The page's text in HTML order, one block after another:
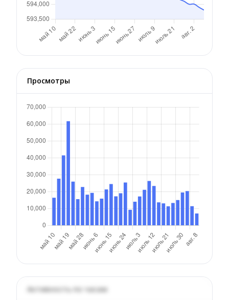
Просмотры
Активность по часам